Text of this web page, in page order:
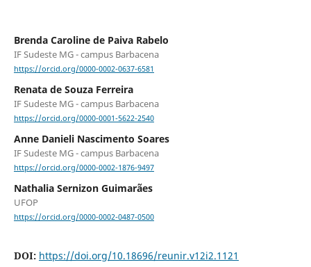
Brenda Caroline de Paiva Rabelo
IF Sudeste MG - campus Barbacena
https://orcid.org/0000-0002-0637-6581
Renata de Souza Ferreira
IF Sudeste MG - campus Barbacena
https://orcid.org/0000-0001-5622-2540
Anne Danieli Nascimento Soares
IF Sudeste MG - campus Barbacena
https://orcid.org/0000-0002-1876-9497
Nathalia Sernizon Guimarães
UFOP
https://orcid.org/0000-0002-0487-0500
DOI: https://doi.org/10.18696/reunir.v12i2.1121